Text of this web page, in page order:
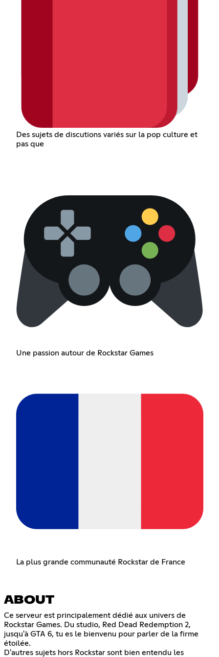
Des sujets de discutions variés sur la pop culture et
pas que
Une passion autour de Rockstar Games
La plus grande communauté Rockstar de France
ABOUT
Ce serveur est principalement dédié aux univers de
Rockstar Games. Du studio, Red Dead Redemption 2,
jusqu'à GTA 6, tu es le bienvenu pour parler de la firme
étoilée.
D'autres sujets hors Rockstar sont bien entendu les